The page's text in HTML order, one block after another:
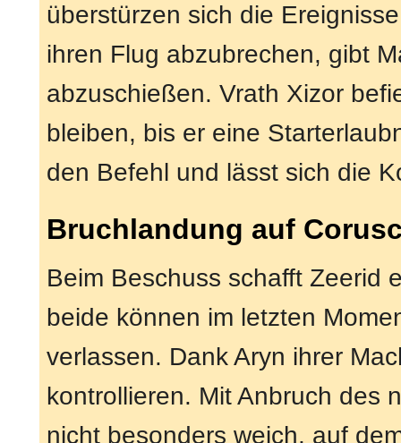
überstürzen sich die
ihren Flug abzubrechen, gibt
abzuschießen. Vrath Xizor
bleiben, bis er eine
den Befehl und lässt sich die
Bruchlandung auf
Beim Beschuss schafft Zeerid
beide können im letzten
verlassen. Dank Aryn ihrer
kontrollieren. Mit Anbruch des
nicht besonders weich, auf